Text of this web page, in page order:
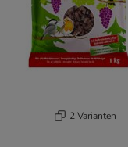
2 Varianten